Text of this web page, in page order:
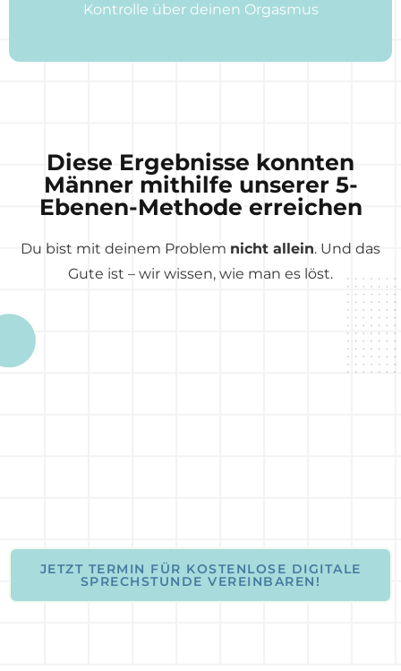
Kontrolle über deinen Orgasmus
Diese Ergebnisse konnten
Männer mithilfe unserer 5-
Ebenen-Methode erreichen
Du bist mit deinem Problem nicht allein. Und das
Gute ist – wir wissen, wie man es löst.
JETZT TERMIN FÜR KOSTENLOSE DIGITALE
SPRECHSTUNDE VEREINBAREN!